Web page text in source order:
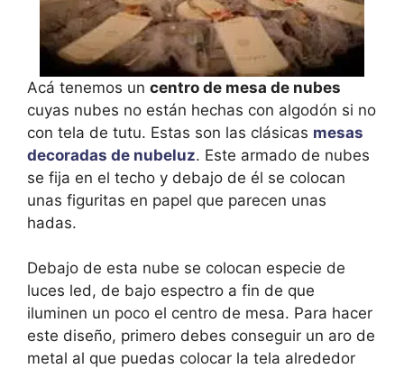
Acá tenemos un centro de mesa de nubes
cuyas nubes no están hechas con algodón si no
con tela de tutu. Estas son las clásicas mesas
decoradas de nubeluz. Este armado de nubes
se fija en el techo y debajo de él se colocan
unas figuritas en papel que parecen unas
hadas.
Debajo de esta nube se colocan especie de
luces led, de bajo espectro a fin de que
iluminen un poco el centro de mesa. Para hacer
este diseño, primero debes conseguir un aro de
metal al que puedas colocar la tela alrededor